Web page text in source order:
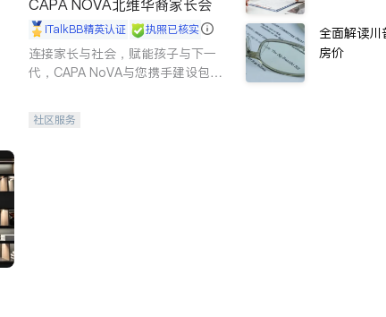
CAPA NOVA北维华裔家长会
iTalkBB精英认证 执照已核实
连接家长与社会，赋能孩子与下一
代，CAPA NoVA与您携手建设包
社区服务
全面解读川
房价